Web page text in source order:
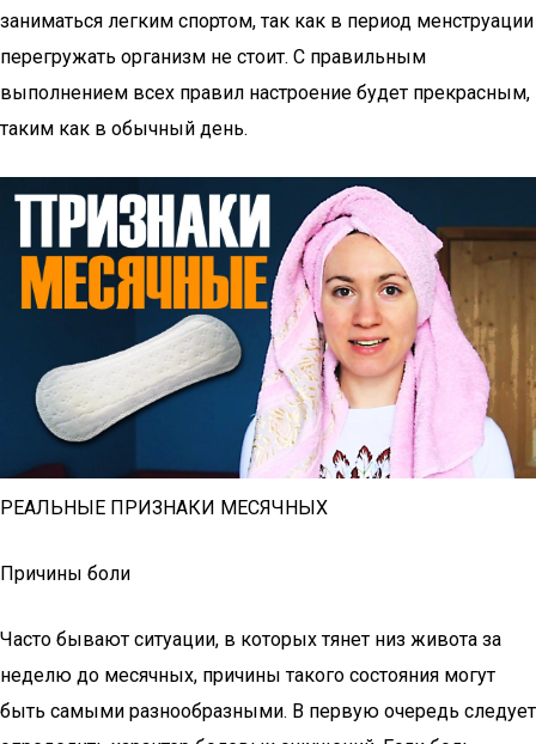
заниматься легким спортом, так как в период менструации
перегружать организм не стоит. С правильным
выполнением всех правил настроение будет прекрасным,
таким как в обычный день.
РЕАЛЬНЫЕ ПРИЗНАКИ МЕСЯЧНЫХ
Причины боли
Часто бывают ситуации, в которых тянет низ живота за
неделю до месячных, причины такого состояния могут
быть самыми разнообразными. В первую очередь следует